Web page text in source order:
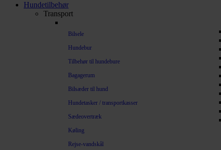
Hundetilbehør
Transport
Bilsele
Hundebur
Tilbehør til hundebure
Bagagerum
Bilsæder til hund
Hundetasker / transportkasser
Sædeovertræk
Køling
Rejse-vandskål